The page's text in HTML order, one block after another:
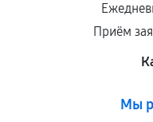
Приём
Мы